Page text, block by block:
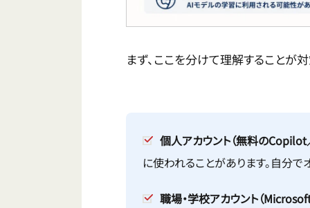
まず、ここを分けて理解することが
個人アカウント（無料の
に使われることがあります。自分
職場・学校アカウント（